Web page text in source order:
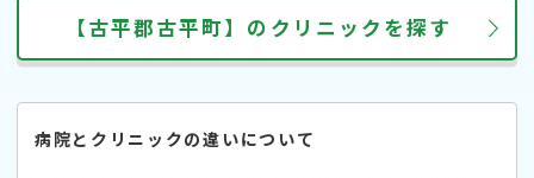
【古平郡古平町】のクリニックを探す
病院とクリニックの違いについて